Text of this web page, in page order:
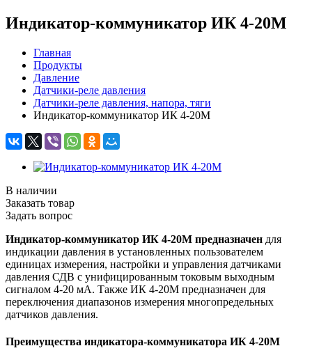
Индикатор-коммуникатор ИК 4-20М
Главная
Продукты
Давление
Датчики-реле давления
Датчики-реле давления, напора, тяги
Индикатор-коммуникатор ИК 4-20М
В наличии
Заказать товар
Задать вопрос
Индикатор-коммуникатор ИК 4-20М предназначен для
индикации давления в установленных пользователем
единицах измерения, настройки и управления датчиками
давления СДВ с унифицированным токовым выходным
сигналом 4-20 мА. Также ИК 4-20М предназначен для
переключения диапазонов измерения многопредельных
датчиков давления.
Преимущества индикатора-коммуникатора ИК 4-20М